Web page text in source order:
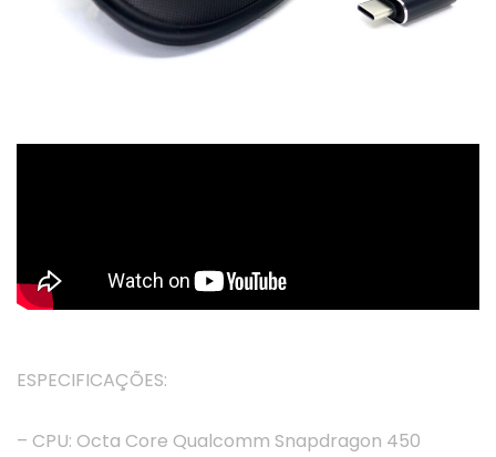
ESPECIFICAÇÕES:
– CPU: Octa Core Qualcomm Snapdragon 450